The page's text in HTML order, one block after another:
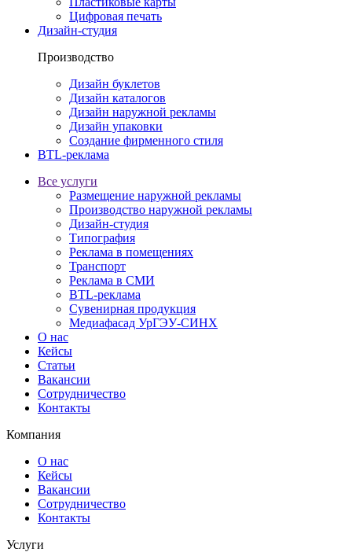
Цифровая печать
Дизайн-студия
Производство
Дизайн буклетов
Дизайн каталогов
Дизайн наружной рекламы
Дизайн упаковки
Создание фирменного стиля
BTL-реклама
Все услуги
Размещение наружной рекламы
Производство наружной рекламы
Дизайн-студия
Типография
Реклама в помещениях
Транспорт
Реклама в СМИ
BTL-реклама
Сувенирная продукция
Медиафасад УрГЭУ-СИНХ
О нас
Кейсы
Статьи
Вакансии
Сотрудничество
Контакты
Компания
О нас
Кейсы
Вакансии
Сотрудничество
Контакты
Услуги